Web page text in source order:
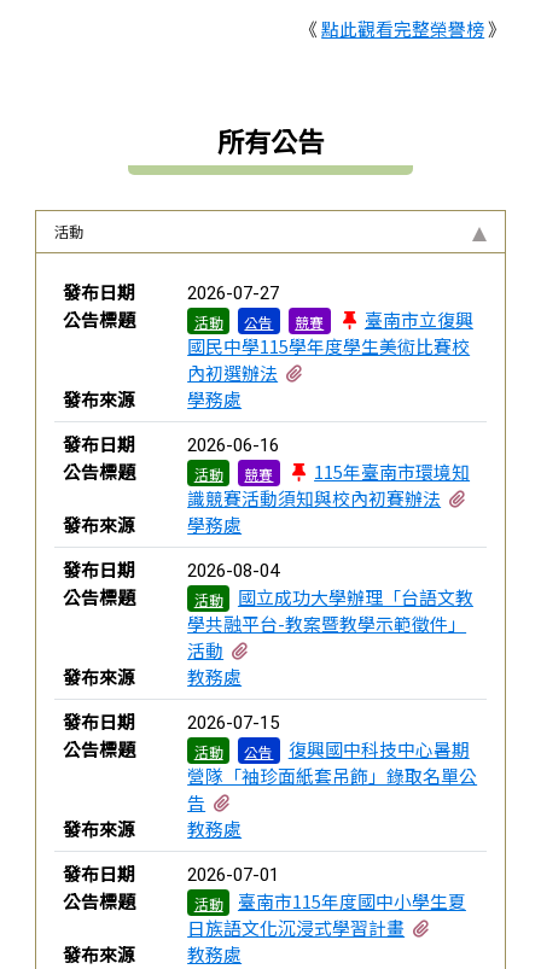
《點此觀看完整榮譽榜》
所有公告
活動
新聞列表
發布日期 2026-07-27
公告標題 活動 公告 競賽
臺南市立復興
國民中學115學年度學生美術比賽校
內初選辦法
發布來源
學務處
發布日期
2026-06-16
公告標題 活動 競賽
115年臺南市環境知
識競賽活動須知與校內初賽辦法
發布來源
學務處
發布日期
2026-08-04
公告標題 活動
國立成功大學辦理「台語文教
學共融平台-教案暨教學示範徵件」
活動
發布來源
教務處
發布日期
2026-07-15
公告標題 活動 公告
復興國中科技中心暑期
營隊「袖珍面紙套吊飾」錄取名單公
告
發布來源
教務處
發布日期
2026-07-01
公告標題 活動
臺南市115年度國中小學生夏
日族語文化沉浸式學習計畫
發布來源
教務處